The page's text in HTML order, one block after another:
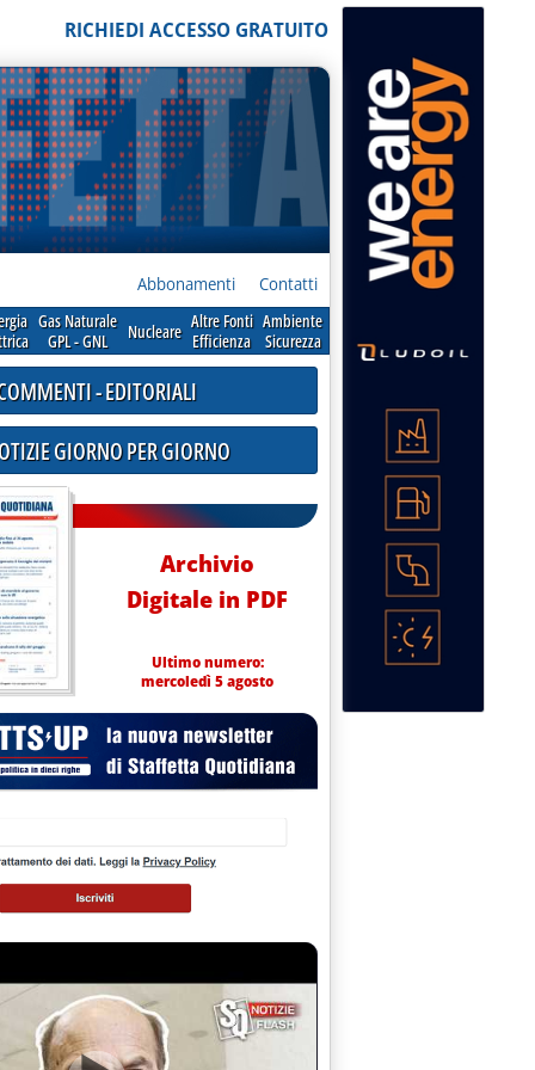
RICHIEDI ACCESSO GRATUITO
Abbonamenti Contatti
Gas Naturale
GPL - GNL
Nucleare Altre Fonti
Efficienza
Ambiente
Sicurezza
- EDITORIALI
GIORNO PER GIORNO
Archivio
Digitale in PDF
Ultimo numero:
mercoledì 5 agosto